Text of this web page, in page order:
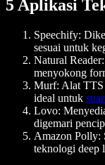
5 Aplikasi
Speechify:
sesuai untuk
Natural Reader
menyokong
Murf: Alat TTS
ideal untuk
Lovo:
digemari
Amazon Polly:
teknologi deep